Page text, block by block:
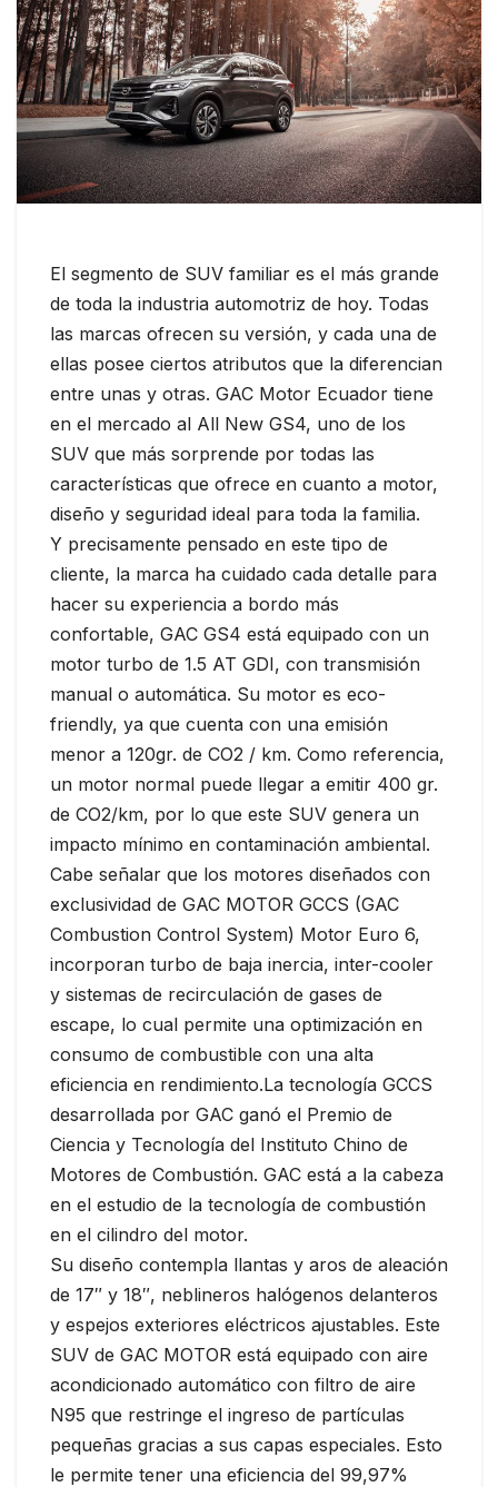
El segmento de SUV familiar es el más grande
de toda la industria automotriz de hoy. Todas
las marcas ofrecen su versión, y cada una de
ellas posee ciertos atributos que la diferencian
entre unas y otras. GAC Motor Ecuador tiene
en el mercado al All New GS4, uno de los
SUV que más sorprende por todas las
características que ofrece en cuanto a motor,
diseño y seguridad ideal para toda la familia.
Y precisamente pensado en este tipo de
cliente, la marca ha cuidado cada detalle para
hacer su experiencia a bordo más
confortable, GAC GS4 está equipado con un
motor turbo de 1.5 AT GDI, con transmisión
manual o automática. Su motor es eco-
friendly, ya que cuenta con una emisión
menor a 120gr. de CO2 / km. Como referencia,
un motor normal puede llegar a emitir 400 gr.
de CO2/km, por lo que este SUV genera un
impacto mínimo en contaminación ambiental.
Cabe señalar que los motores diseñados con
exclusividad de GAC MOTOR GCCS (GAC
Combustion Control System) Motor Euro 6,
incorporan turbo de baja inercia, inter-cooler
y sistemas de recirculación de gases de
escape, lo cual permite una optimización en
consumo de combustible con una alta
eficiencia en rendimiento.La tecnología GCCS
desarrollada por GAC ganó el Premio de
Ciencia y Tecnología del Instituto Chino de
Motores de Combustión. GAC está a la cabeza
en el estudio de la tecnología de combustión
en el cilindro del motor.
Su diseño contempla llantas y aros de aleación
de 17″ y 18″, neblineros halógenos delanteros
y espejos exteriores eléctricos ajustables. Este
SUV de GAC MOTOR está equipado con aire
acondicionado automático con filtro de aire
N95 que restringe el ingreso de partículas
pequeñas gracias a sus capas especiales. Esto
le permite tener una eficiencia del 99,97%